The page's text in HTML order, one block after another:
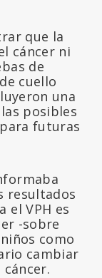
que la
cáncer ni
de
cuello
una
posibles
futuras
resultados
el VPH es
-sobre
como
cambiar